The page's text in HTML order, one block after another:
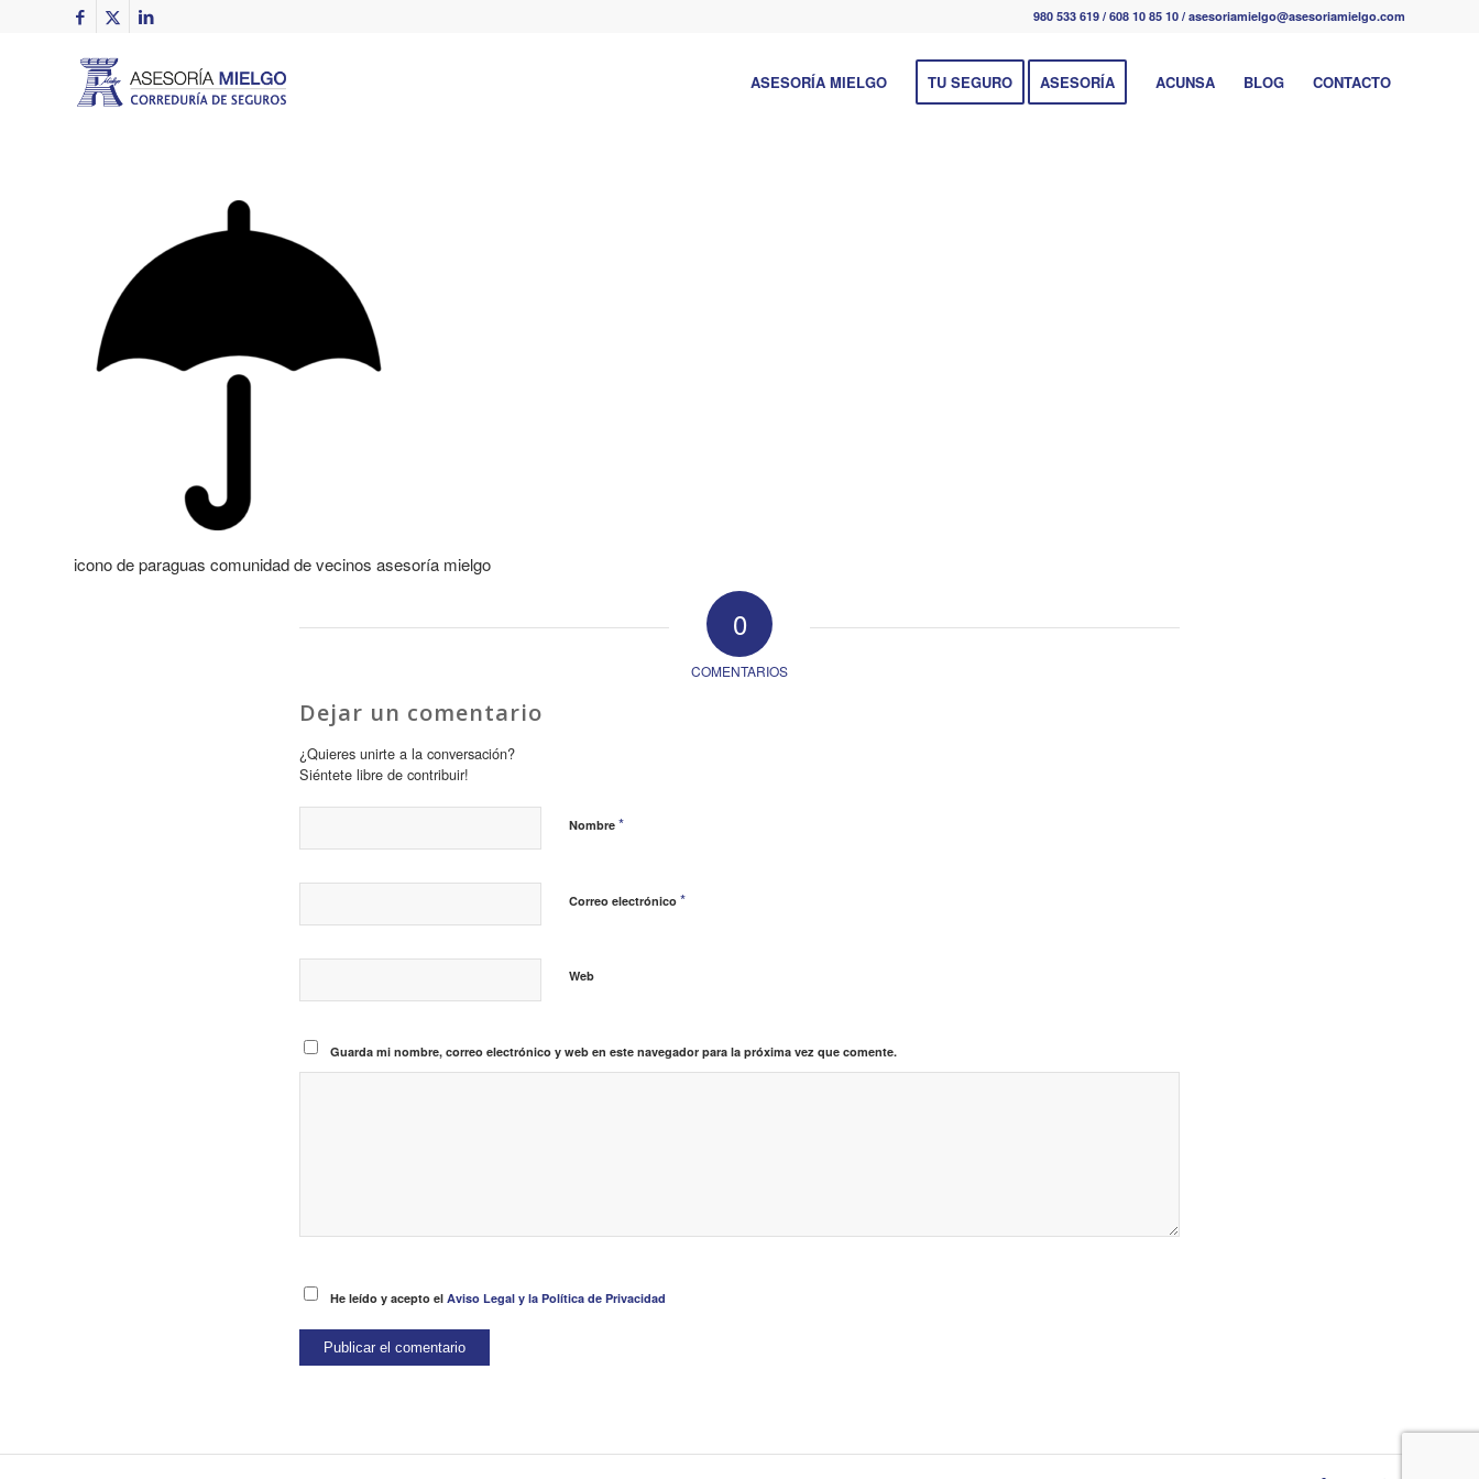
980 533 619 / 608 10 85 10 / asesoriamielgo@asesoriamielgo.com
ASESORÍA MIELGO TU SEGURO ASESORÍA ACUNSA BLOG CONTACTO
icono de paraguas comunidad de vecinos asesoría mielgo
0
COMENTARIOS
Dejar un comentario
¿Quieres unirte a la conversación?
Siéntete libre de contribuir!
Nombre *
Correo electrónico *
Web
Guarda mi nombre, correo electrónico y web en este navegador para la próxima vez que comente.
He leído y acepto el Aviso Legal y la Política de Privacidad